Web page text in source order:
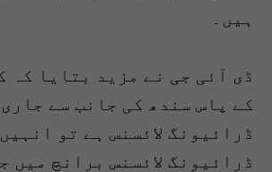
ہیں۔
ڈی آئی جی نے مزید بتایا کہ
کے پاس سندھ کی جانب سے
ڈرائیونگ لائسنس ہے تو
ڈرائیونگ لائسنس برانچ میں